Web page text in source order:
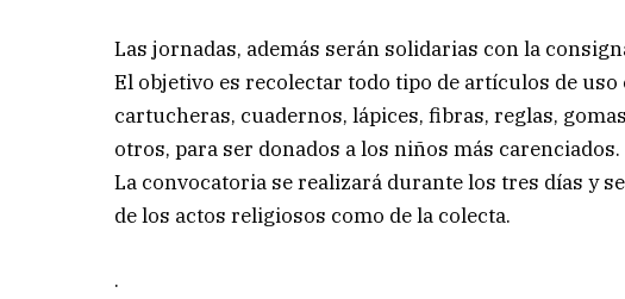
Las jornadas, además serán solidarias con la
El objetivo es recolectar todo tipo de artículos de
cartucheras, cuadernos, lápices, fibras, reglas,
otros, para ser donados a los niños más carenciados.
La convocatoria se realizará durante los tres días y
de los actos religiosos como de la colecta.
.